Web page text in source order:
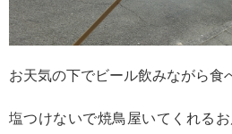
お天気の下でビール飲みながら食
塩つけないで焼鳥屋いてくれる